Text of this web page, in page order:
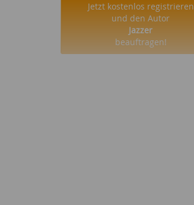
Jetzt kostenlos registrieren
und den Autor
Jazzer
beauftragen!